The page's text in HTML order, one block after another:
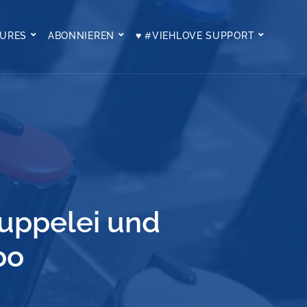
ABONNIEREN ♥ #VIEHLOVE SUPPORT
und